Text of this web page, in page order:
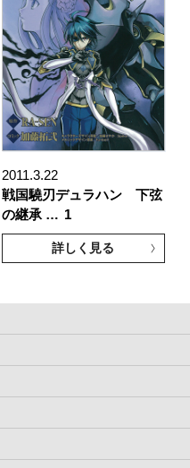
2011.3.22
戦国驍刃デュラハン 下弦
の継承 … 1
詳しく見る